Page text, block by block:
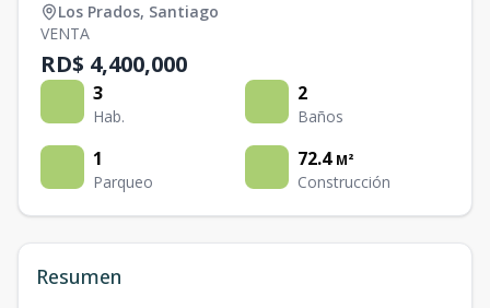
Los Prados, Santiago
VENTA
RD$ 4,400,000
3
Hab.
2
Baños
1
Parqueo
72.4 M²
Construcción
Resumen